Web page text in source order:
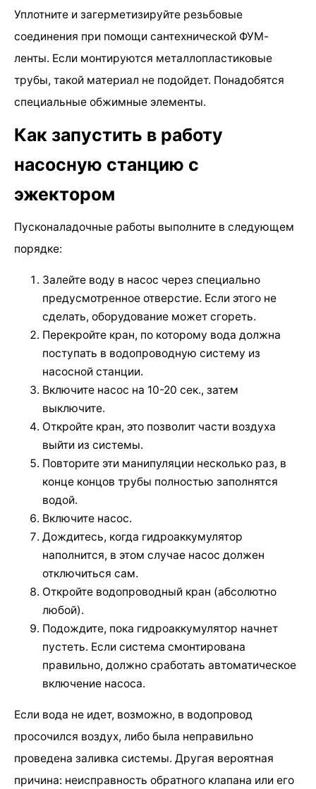
Уплотните и загерметизируйте резьбовые
соединения при помощи сантехнической ФУМ-
ленты. Если монтируются металлопластиковые
трубы, такой материал не подойдет. Понадобятся
специальные обжимные элементы.
Как запустить в работу
насосную станцию с
эжектором
Пусконаладочные работы выполните в следующем
порядке:
Залейте воду в насос через специально
предусмотренное отверстие. Если этого не
сделать, оборудование может сгореть.
Перекройте кран, по которому вода должна
поступать в водопроводную систему из
насосной станции.
Включите насос на 10-20 сек., затем
выключите.
Откройте кран, это позволит части воздуха
выйти из системы.
Повторите эти манипуляции несколько раз, в
конце концов трубы полностью заполнятся
водой.
Включите насос.
Дождитесь, когда гидроаккумулятор
наполнится, в этом случае насос должен
отключиться сам.
Откройте водопроводный кран (абсолютно
любой).
Подождите, пока гидроаккумулятор начнет
пустеть. Если система смонтирована
правильно, должно сработать автоматическое
включение насоса.
Если вода не идет, возможно, в водопровод
просочился воздух, либо была неправильно
проведена заливка системы. Другая вероятная
причина: неисправность обратного клапана или его